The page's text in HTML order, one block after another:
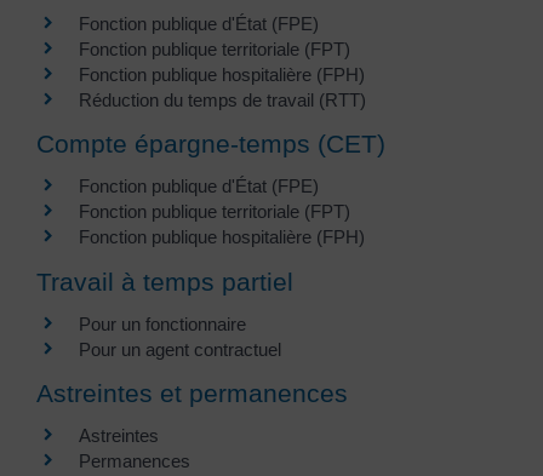
Fonction publique d'État (FPE)
Fonction publique territoriale (FPT)
Fonction publique hospitalière (FPH)
Réduction du temps de travail (RTT)
Compte épargne-temps (CET)
Fonction publique d'État (FPE)
Fonction publique territoriale (FPT)
Fonction publique hospitalière (FPH)
Travail à temps partiel
Pour un fonctionnaire
Pour un agent contractuel
Astreintes et permanences
Astreintes
Permanences